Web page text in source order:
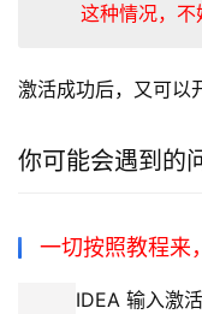
这种情况，
激活成功后，又可
你可能会遇到的
一切按照教程来
IDEA 输入激